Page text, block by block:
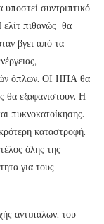
συντριπτικό
πιθανώς θα
βγει από τα
όπλων. ΟΙ ΗΠΑ θα
θα εξαφανιστούν. Η
πυκνοκατοίκησης.
καταστροφή.
όλης της
για τους
αντιπάλων, του